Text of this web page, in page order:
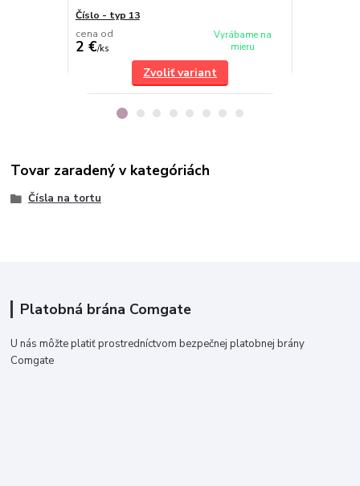
Číslo - typ 13
cena od
2 €/ks
Vyrábame na
mieru
Zvoliť variant
Tovar zaradený v kategóriách
Čísla na tortu
Platobná brána Comgate
U nás môžte platiť prostredníctvom bezpečnej platobnej brány
Comgate